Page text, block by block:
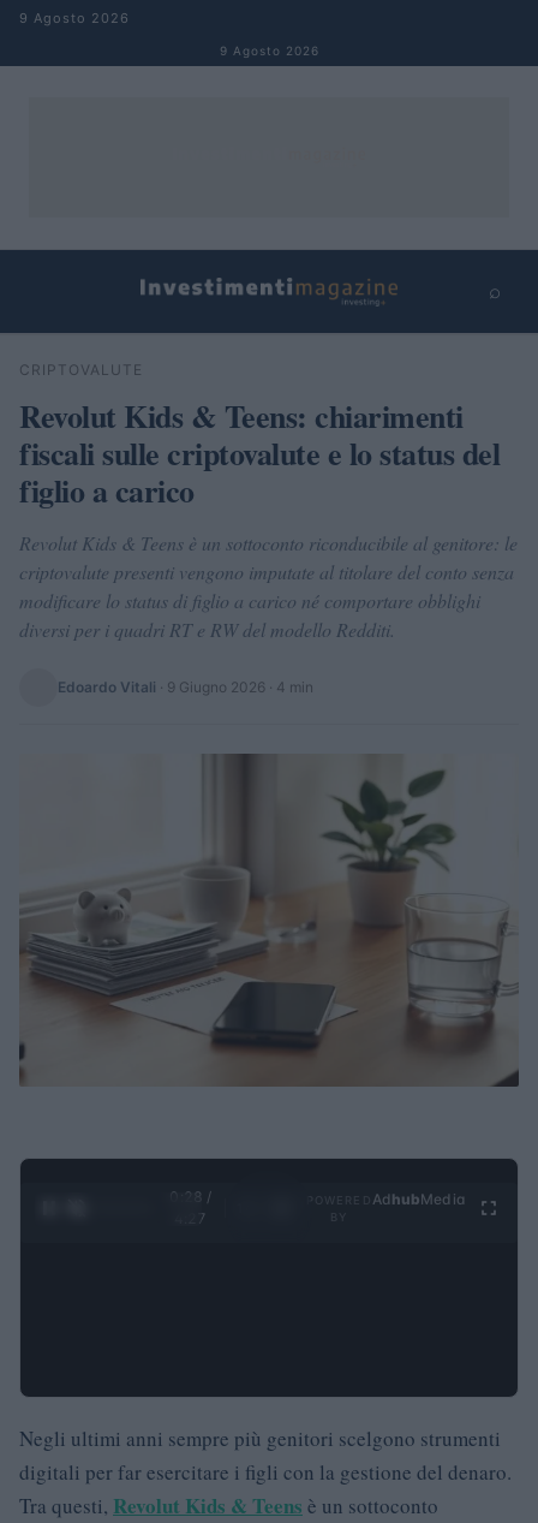
Salta al contenuto
9 Agosto 2026
9 Agosto 2026
⌕
Cerca
CRIPTOVALUTE
Revolut Kids & Teens: chiarimenti
fiscali sulle criptovalute e lo status del
figlio a carico
Revolut Kids & Teens è un sottoconto riconducibile al genitore: le
criptovalute presenti vengono imputate al titolare del conto senza
modificare lo status di figlio a carico né comportare obblighi
diversi per i quadri RT e RW del modello Redditi.
Edoardo Vitali · 9 Giugno 2026 · 4 min
0:29 /
4:27
Ad hubMedia
Negli ultimi anni sempre più genitori scelgono strumenti
digitali per far esercitare i figli con la gestione del denaro.
Tra questi, Revolut Kids & Teens è un sottoconto